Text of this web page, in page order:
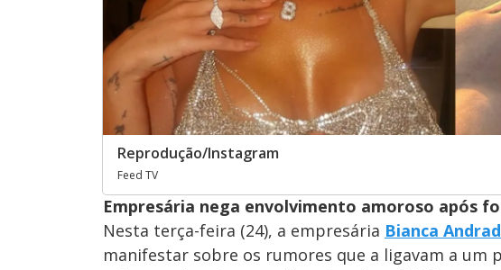
Reprodução/Instagram
Feed TV
Empresária nega envolvimento amoroso após
Nesta terça-feira (24), a empresária Bianca
manifestar sobre os rumores que a ligavam a um